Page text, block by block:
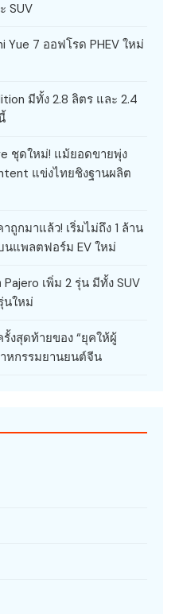
SUV
Yue 7 ออฟโรด PHEV ใหม่
มีทั้ง 2.8 ลิตร และ 2.4
ชุดใหม่! แม้ยอดขายพุ่ง
แข่งไทยชิงฐานผลิต
ถูกมาแล้ว! เริ่มไม่ถึง 1 ล้าน
นแพลตฟอร์ม EV ใหม่
เพิ่ม 2 รุ่น มีทั้ง SUV
นใหม่
งสุดท้ายของ “ยุคให้ผู้
หกรรมยานยนต์จีน